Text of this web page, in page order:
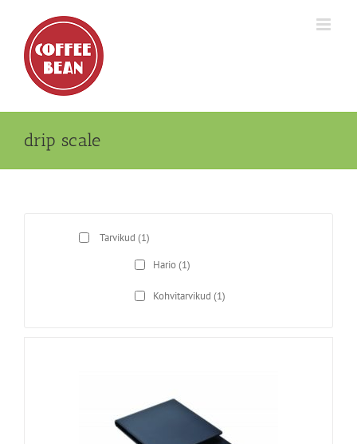
content
drip scale
Tarvikud (1)
Hario(1)
Kohvitarvikud (1)